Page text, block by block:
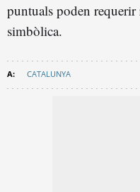
puntuals poden requerir
simbòlica.
CATALUNYA